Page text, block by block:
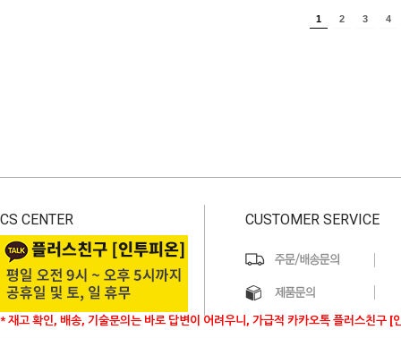
1 2 3 4
CS CENTER
* 재고 확인, 배송, 기술문의는 바로 답변이 어려우니, 가급적 카카오톡 플러스친구 [
CUSTOMER SERVICE